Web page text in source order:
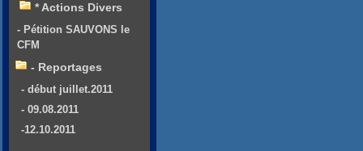
* Actions Divers
- Pétition SAUVONS le
CFM
- Reportages
- début juillet.2011
- 09.08.2011
-12.10.2011